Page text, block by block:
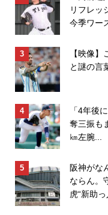
リフレッ
今季ワー
【映像
と謎の言
「4年後
奪三振も
㎞左腕...
阪神がな
ならん。
虎“新助っ